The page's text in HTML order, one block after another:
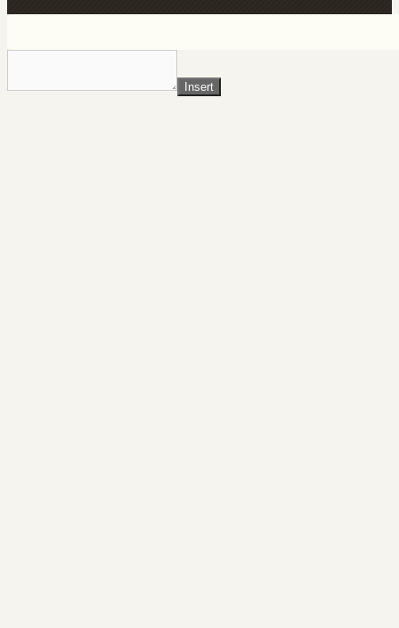
Insert